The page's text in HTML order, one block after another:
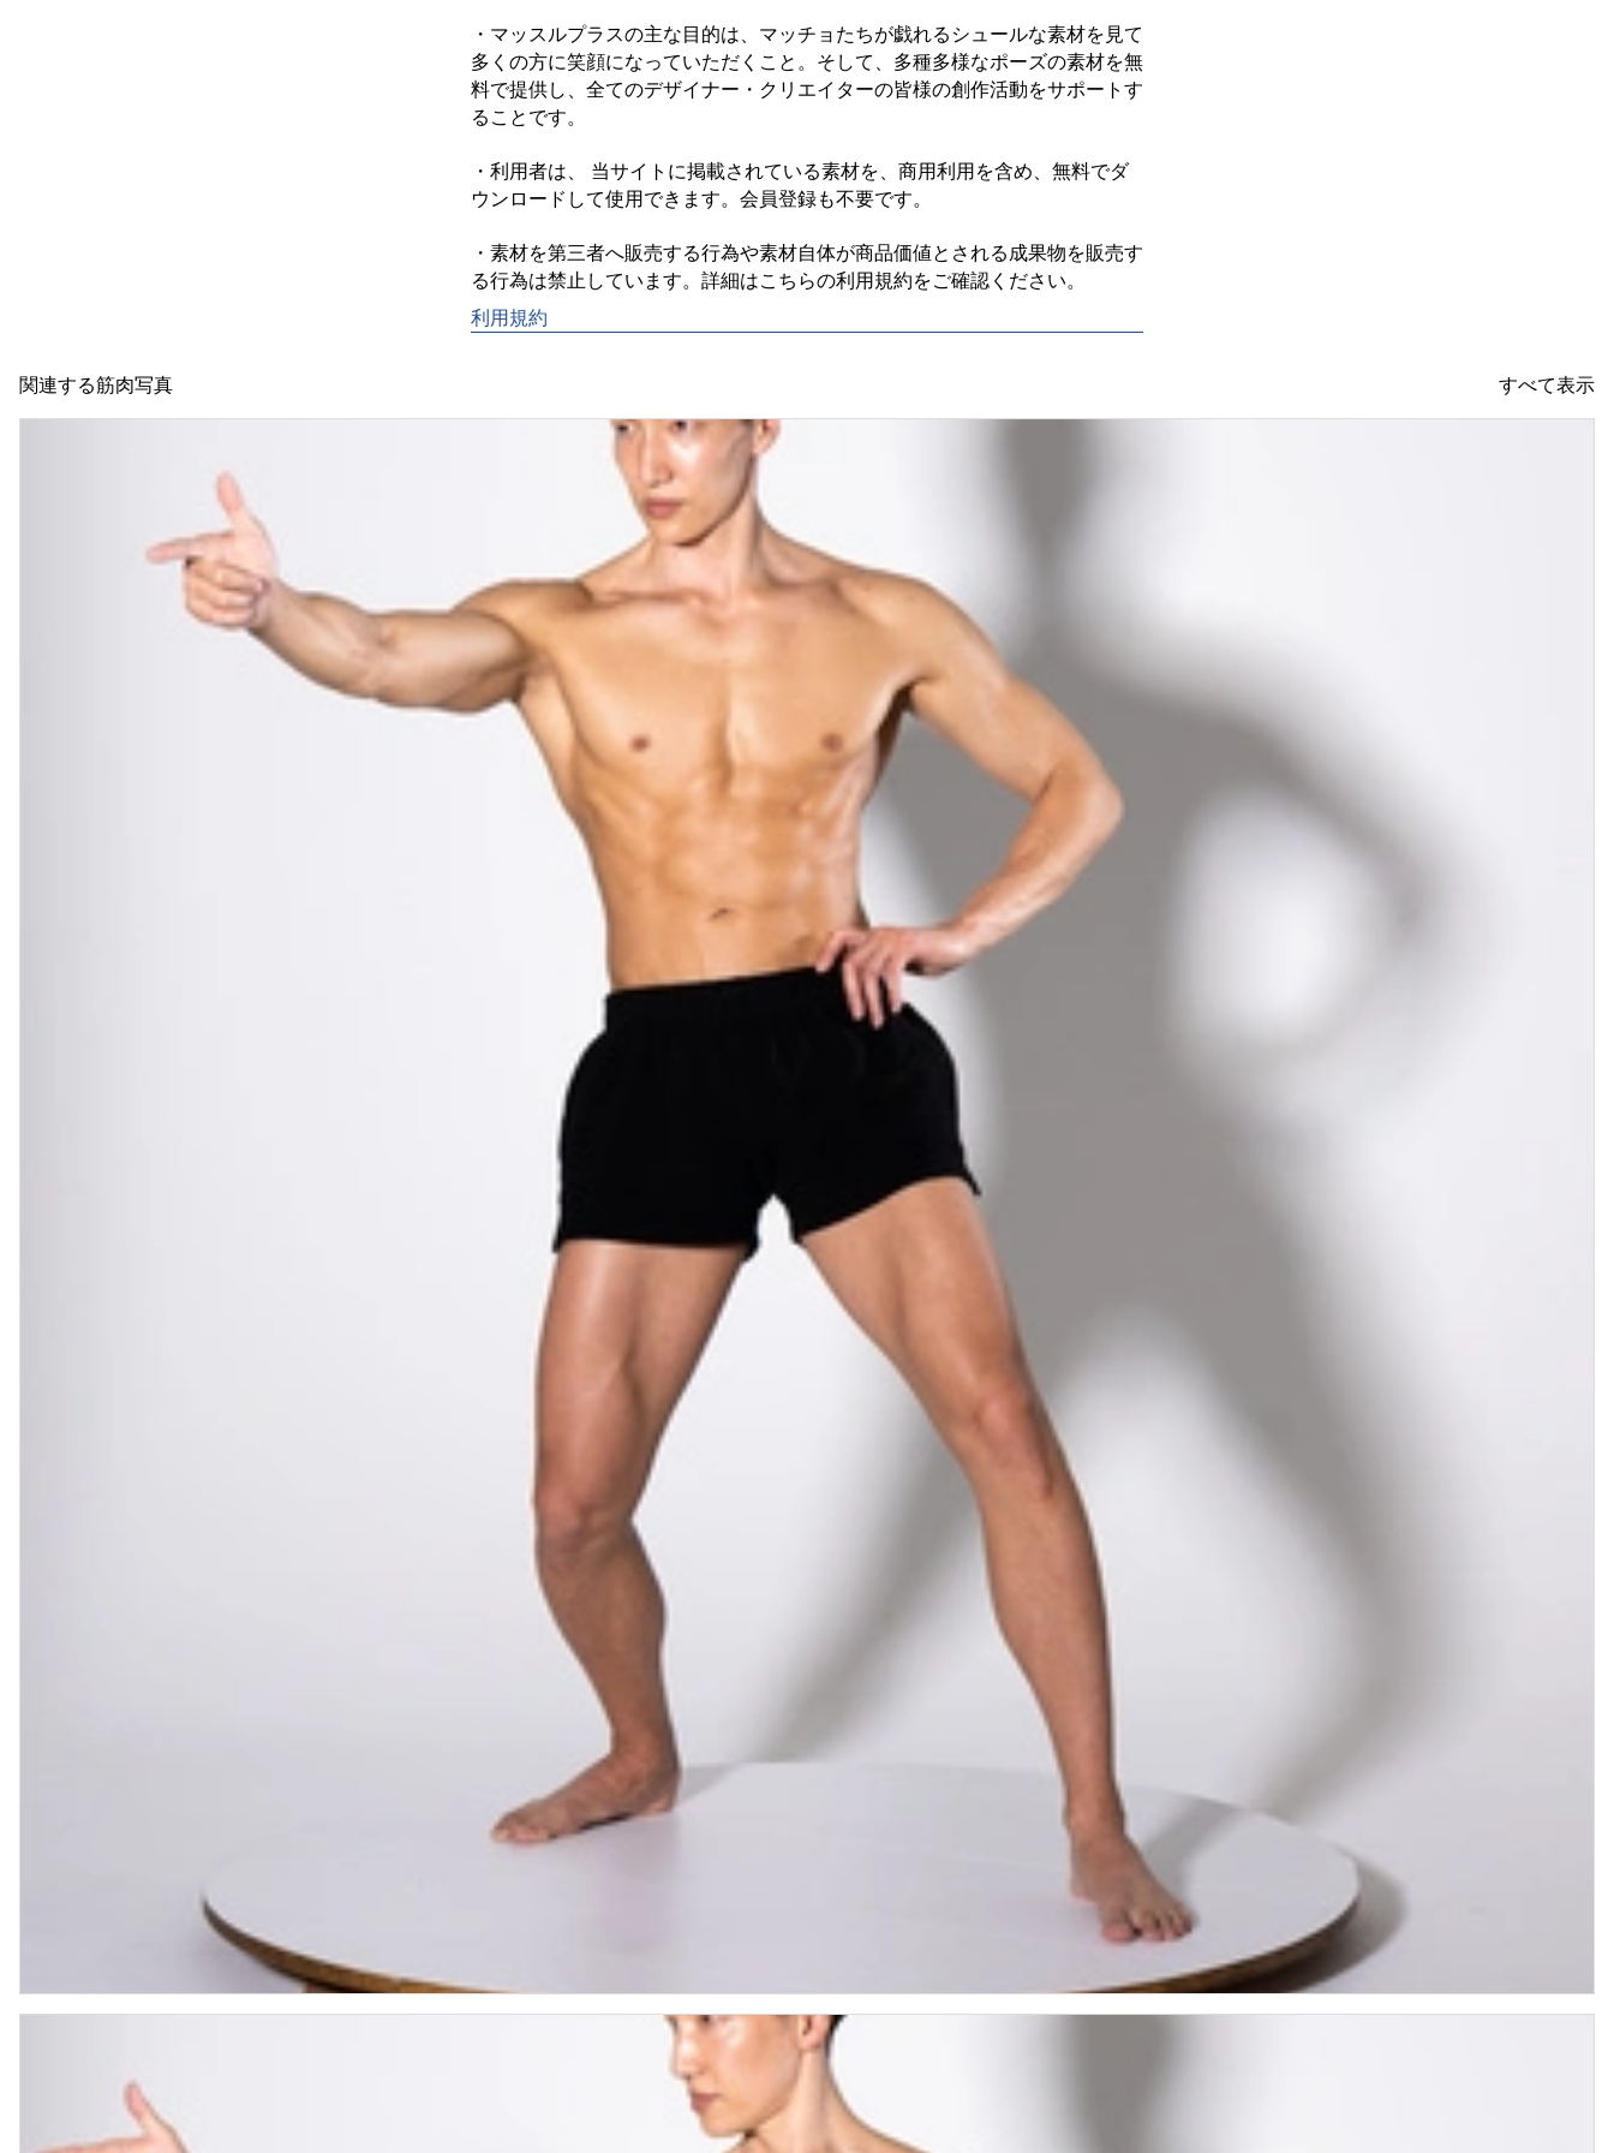
・マッスルプラスの主な目的は、マッチョたちが戯れるシュールな素材を見て
多くの方に笑顔になっていただくこと。そして、多種多様なポーズの素材を無
料で提供し、全てのデザイナー・クリエイターの皆様の創作活動をサポートす
ることです。
・利用者は、 当サイトに掲載されている素材を、商用利用を含め、無料でダ
ウンロードして使用できます。会員登録も不要です。
・素材を第三者へ販売する行為や素材自体が商品価値とされる成果物を販売す
利用規約
関連する筋肉写真 すべて表示